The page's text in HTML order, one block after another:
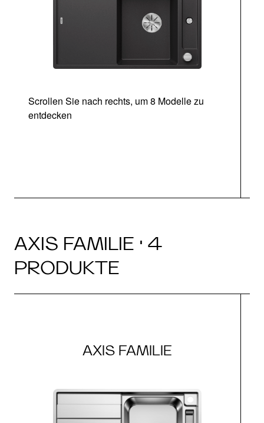
Scrollen Sie nach rechts, um 8 Modelle zu
entdecken
AXIS FAMILIE · 4
PRODUKTE
AXIS FAMILIE